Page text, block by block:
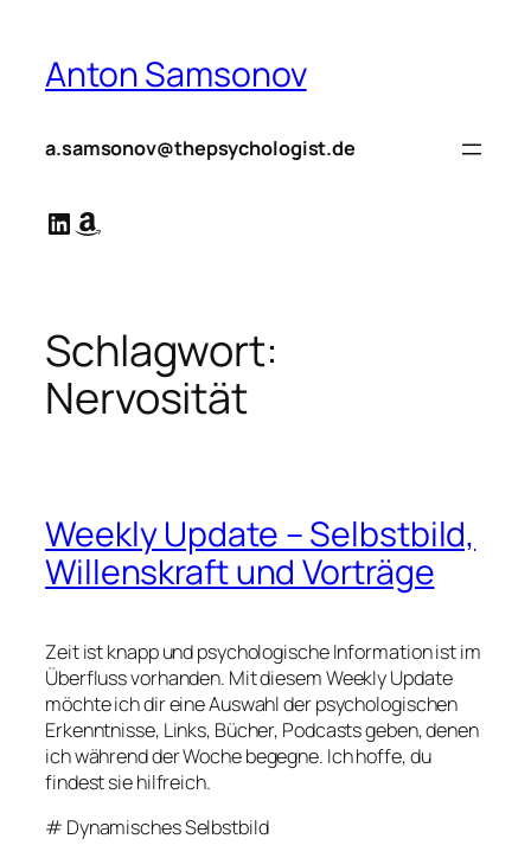
springen
Anton Samsonov
a.samsonov@thepsychologist.de
LinkedIn
Amazon
Schlagwort:
Nervosität
Weekly Update – Selbstbild,
Willenskraft und Vorträge
Zeit ist knapp und psychologische Information ist im
Überfluss vorhanden. Mit diesem Weekly Update
möchte ich dir eine Auswahl der psychologischen
Erkenntnisse, Links, Bücher, Podcasts geben, denen
ich während der Woche begegne. Ich hoffe, du
findest sie hilfreich.
# Dynamisches Selbstbild